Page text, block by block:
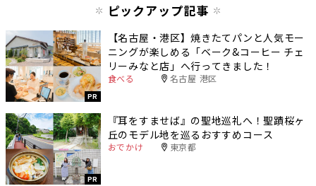
ピックアップ記事
PR
【名古屋・港区】焼きたてパンと人気モー
ニングが楽しめる「ベーク&コーヒー チェ
リーみなと店」へ行ってきました！
食べる 名古屋 港区
PR
『耳をすませば』の聖地巡礼へ！聖蹟桜ヶ
丘のモデル地を巡るおすすめコース
おでかけ 東京都